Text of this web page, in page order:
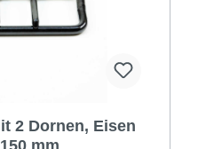
2 Dornen, Eisen
mm